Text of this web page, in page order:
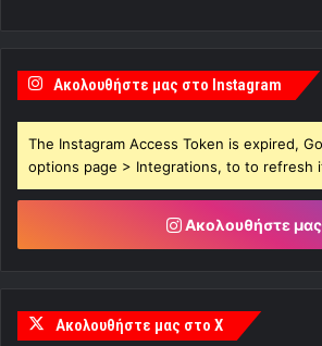
Ακολουθήστε μας στο Instagram
The Instagram Access Token is expired,
options page > Integrations, to to refresh
Ακολουθήστε μας
Ακολουθήστε μας στο X